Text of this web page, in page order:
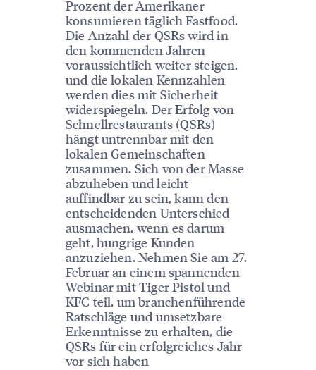
Prozent der Amerikaner
konsumieren täglich Fastfood.
Die Anzahl der QSRs wird in
den kommenden Jahren
voraussichtlich weiter steigen,
und die lokalen Kennzahlen
werden dies mit Sicherheit
widerspiegeln. Der Erfolg von
Schnellrestaurants (QSRs)
hängt untrennbar mit den
lokalen Gemeinschaften
zusammen. Sich von der Masse
abzuheben und leicht
auffindbar zu sein, kann den
entscheidenden Unterschied
ausmachen, wenn es darum
geht, hungrige Kunden
anzuziehen. Nehmen Sie am 27.
Februar an einem spannenden
Webinar mit Tiger Pistol und
KFC teil, um branchenführende
Ratschläge und umsetzbare
Erkenntnisse zu erhalten, die
QSRs für ein erfolgreiches Jahr
vor sich haben